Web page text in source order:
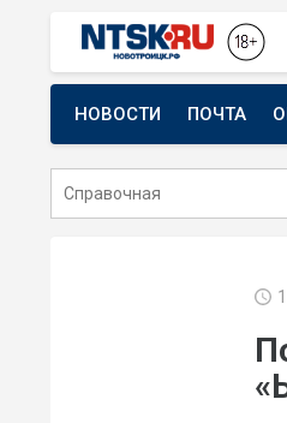
НОВОСТИ ПОЧТА
СТРОИТЕЛЬСТВО И